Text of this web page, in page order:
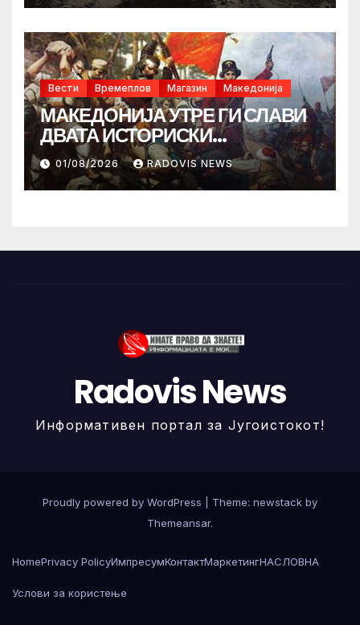
Вести Времеплов Магазин Македонија
МАКЕДОНИЈА УТРЕ ГИ СЛАВИ
ДВАТА ИСТОРИСКИ
ИЛИНДЕНА!
01/08/2026 RADOVIS NEWS
Radovis News
Информативен портал за Југоистокот!
Proudly powered by WordPress
Theme: newstack by
Themeansar.
HomePrivacy PolicyИмпресумКонтактМаркетингНАСЛОВНА
Услови за користење